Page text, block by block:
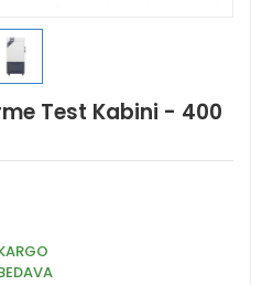
Test Kabini - 400